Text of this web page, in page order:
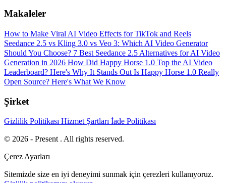
Makaleler
How to Make Viral AI Video Effects for TikTok and Reels
Seedance 2.5 vs Kling 3.0 vs Veo 3: Which AI Video Generator
Should You Choose? 7 Best Seedance 2.5 Alternatives for AI Video
Generation in 2026 How Did Happy Horse 1.0 Top the AI Video
Leaderboard? Here's Why It Stands Out Is Happy Horse 1.0 Really
Open Source? Here's What We Know
Şirket
Gizlilik Politikası Hizmet Şartları İade Politikası
© 2026 - Present . All rights reserved.
Çerez Ayarları
Sitemizde size en iyi deneyimi sunmak için çerezleri kullanıyoruz.